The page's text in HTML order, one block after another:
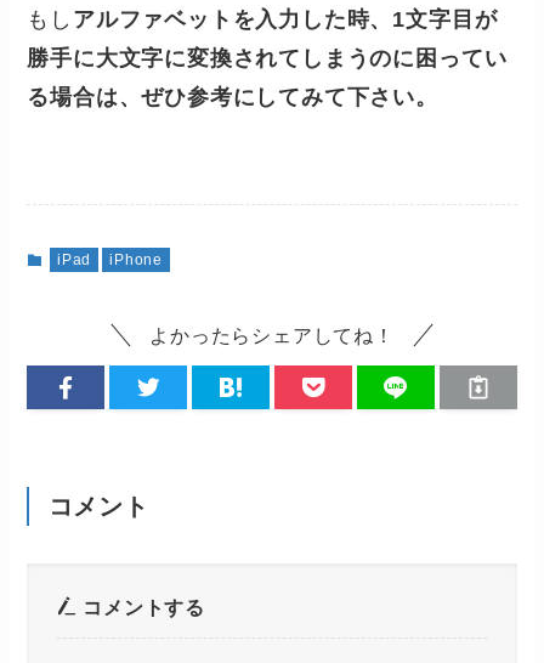
もし アルファベットを入力した時、1文字目が
勝手に大文字に変換されてしまうのに困ってい
る場合は、ぜひ参考にしてみて下さい。
iPad iPhone
よかったらシェアしてね！
コメント
コメントする